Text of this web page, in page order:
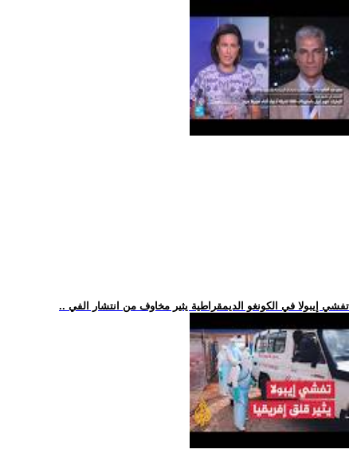
.. تفشي إيبولا في الكونغو الديمقراطية يثير مخاوف من انتشار الفي